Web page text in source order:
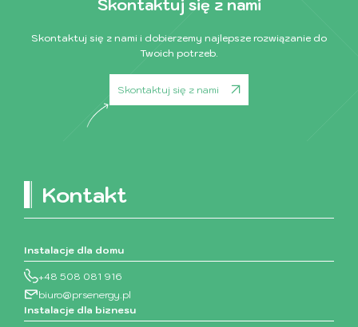
Skontaktuj się z nami
Skontaktuj się z nami i dobierzemy najlepsze rozwiązanie do
Twoich potrzeb.
Skontaktuj się z nami
Kontakt
Instalacje dla domu
+48 508 081 916
biuro@prsenergy.pl
Instalacje dla biznesu